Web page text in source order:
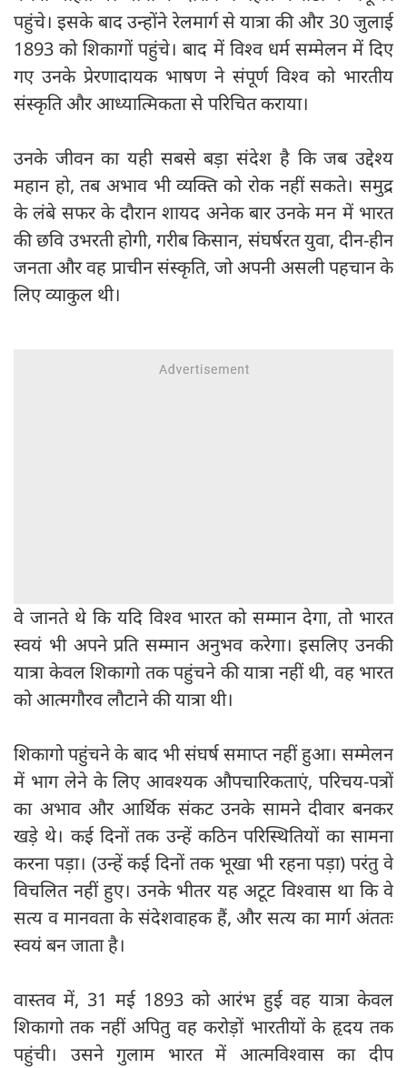
पहुंचे। इसके बाद उन्होंने रेलमार्ग से यात्रा की और 30 जुलाई
1893 को शिकागों पहुंचे। बाद में विश्व धर्म सम्मेलन में दिए
गए उनके प्रेरणादायक भाषण ने संपूर्ण विश्व को भारतीय
संस्कृति और आध्यात्मिकता से परिचित कराया।
उनके जीवन का यही सबसे बड़ा संदेश है कि जब उद्देश्य
महान हो, तब अभाव भी व्यक्ति को रोक नहीं सकते। समुद्र
के लंबे सफर के दौरान शायद अनेक बार उनके मन में भारत
की छवि उभरती होगी, गरीब किसान, संघर्षरत युवा, दीन-हीन
जनता और वह प्राचीन संस्कृति, जो अपनी असली पहचान के
लिए व्याकुल थी।
वे जानते थे कि यदि विश्व भारत को सम्मान देगा, तो भारत
स्वयं भी अपने प्रति सम्मान अनुभव करेगा। इसलिए उनकी
यात्रा केवल शिकागो तक पहुंचने की यात्रा नहीं थी, वह भारत
को आत्मगौरव लौटाने की यात्रा थी।
शिकागो पहुंचने के बाद भी संघर्ष समाप्त नहीं हुआ। सम्मेलन
में भाग लेने के लिए आवश्यक औपचारिकताएं, परिचय-पत्रों
का अभाव और आर्थिक संकट उनके सामने दीवार बनकर
खड़े थे। कई दिनों तक उन्हें कठिन परिस्थितियों का सामना
करना पड़ा। (उन्हें कई दिनों तक भूखा भी रहना पड़ा) परंतु वे
विचलित नहीं हुए। उनके भीतर यह अटूट विश्वास था कि वे
सत्य व मानवता के संदेशवाहक हैं, और सत्य का मार्ग अंततः
स्वयं बन जाता है।
वास्तव में, 31 मई 1893 को आरंभ हुई वह यात्रा केवल
शिकागो तक नहीं अपितु वह करोड़ों भारतीयों के हृदय तक
पहुंची। उसने गुलाम भारत में आत्मविश्वास का दीप